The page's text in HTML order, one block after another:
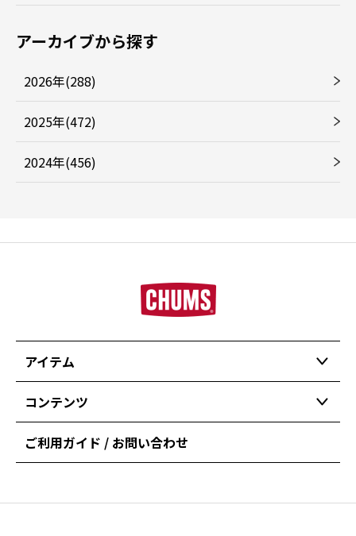
アーカイブから探す
2026年(288)
2025年(472)
2024年(456)
アイテム
コンテンツ
ご利用ガイド / お問い合わせ